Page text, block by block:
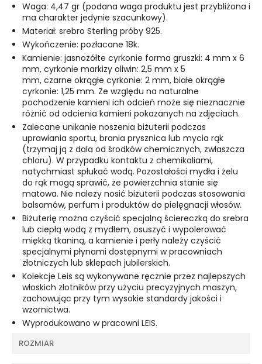
Waga: 4,47 gr (podana waga produktu jest przybliżona i
ma charakter jedynie szacunkowy).
Materiał: srebro Sterling próby 925.
Wykończenie: pozłacane 18k.
Kamienie: jasnożółte cyrkonie forma gruszki: 4 mm x 6
mm, cyrkonie markizy oliwin: 2,5 mm x 5
mm, czarne okrągłe cyrkonie: 2 mm, białe okrągłe
cyrkonie: 1,25 mm. Ze względu na naturalne
pochodzenie kamieni ich odcień może się nieznacznie
różnić od odcienia kamieni pokazanych na zdjęciach.
Zalecane unikanie noszenia biżuterii podczas
uprawiania sportu, brania prysznica lub mycia rąk
(trzymaj ją z dala od środków chemicznych, zwłaszcza
chloru). W przypadku kontaktu z chemikaliami,
natychmiast spłukać wodą. Pozostałości mydła i żelu
do rąk mogą sprawić, że powierzchnia stanie się
matowa. Nie należy nosić biżuterii podczas stosowania
balsamów, perfum i produktów do pielęgnacji włosów.
Biżuterię można czyścić specjalną ściereczką do srebra
lub ciepłą wodą z mydłem, osuszyć i wypolerować
miękką tkaniną, a kamienie i perły należy czyścić
specjalnymi płynami dostępnymi w pracowniach
złotniczych lub sklepach jubilerskich.
Kolekcje Leis są wykonywane ręcznie przez najlepszych
włoskich złotników przy użyciu precyzyjnych maszyn,
zachowując przy tym wysokie standardy jakości i
wzornictwa.
Wyprodukowano w pracowni LEIS.
ROZMIAR